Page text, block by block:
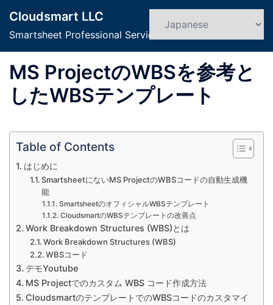
ン
Cloudsmart LLC
Smartsheet Professional Service
ト
グ
MS ProjectのWBSを参考と
したWBSテンプレート
Table of Contents
はじめに
SmartsheetにないMS ProjectのWBSコードの自動生成機
能
SmartsheetのオフィシャルWBSテンプレート
CloudsmartのWBSテンプレートの改善点
Work Breakdown Structures (WBS)とは
Work Breakdown Structures (WBS)
WBSコード
デモYoutube
MS Projectでのカスタム WBS コード作成方法
CloudsmartのテンプレートでのWBSコードのカスタマイ